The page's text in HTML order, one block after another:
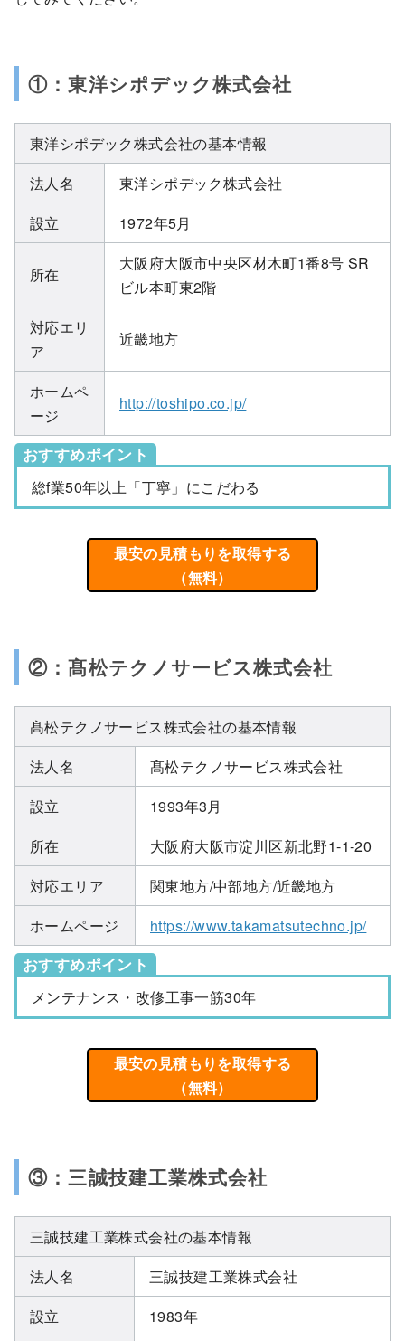
①：東洋シポデック株式会社
東洋シポデック株式会社の基本情報
法人名
東洋シポデック株式会社
設立
1972年5月
所在
大阪府大阪市中央区材木町1番8号 SR
ビル本町東2階
対応エリ
ア
近畿地方
ホームペ
ージ
http://toshipo.co.jp/
おすすめポイント
総f業50年以上「丁寧」にこだわる
最安の見積もりを取得する
（無料）
②：髙松テクノサービス株式会社
髙松テクノサービス株式会社の基本情報
法人名
髙松テクノサービス株式会社
設立
1993年3月
所在
大阪府大阪市淀川区新北野1-1-20
対応エリア
関東地方/中部地方/近畿地方
ホームページ
https://www.takamatsutechno.jp/
おすすめポイント
メンテナンス・改修工事一筋30年
最安の見積もりを取得する
（無料）
③：三誠技建工業株式会社
三誠技建工業株式会社の基本情報
法人名
三誠技建工業株式会社
設立
1983年